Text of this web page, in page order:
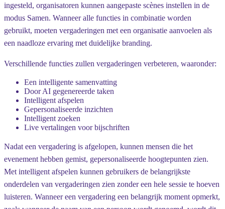
ingesteld, organisatoren kunnen aangepaste scènes instellen in de
modus Samen. Wanneer alle functies in combinatie worden
gebruikt, moeten vergaderingen met een organisatie aanvoelen als
een naadloze ervaring met duidelijke branding.
Verschillende functies zullen vergaderingen verbeteren, waaronder:
Een intelligente samenvatting
Door AI gegenereerde taken
Intelligent afspelen
Gepersonaliseerde inzichten
Intelligent zoeken
Live vertalingen voor bijschriften
Nadat een vergadering is afgelopen, kunnen mensen die het
evenement hebben gemist, gepersonaliseerde hoogtepunten zien.
Met intelligent afspelen kunnen gebruikers de belangrijkste
onderdelen van vergaderingen zien zonder een hele sessie te hoeven
luisteren. Wanneer een vergadering een belangrijk moment opmerkt,